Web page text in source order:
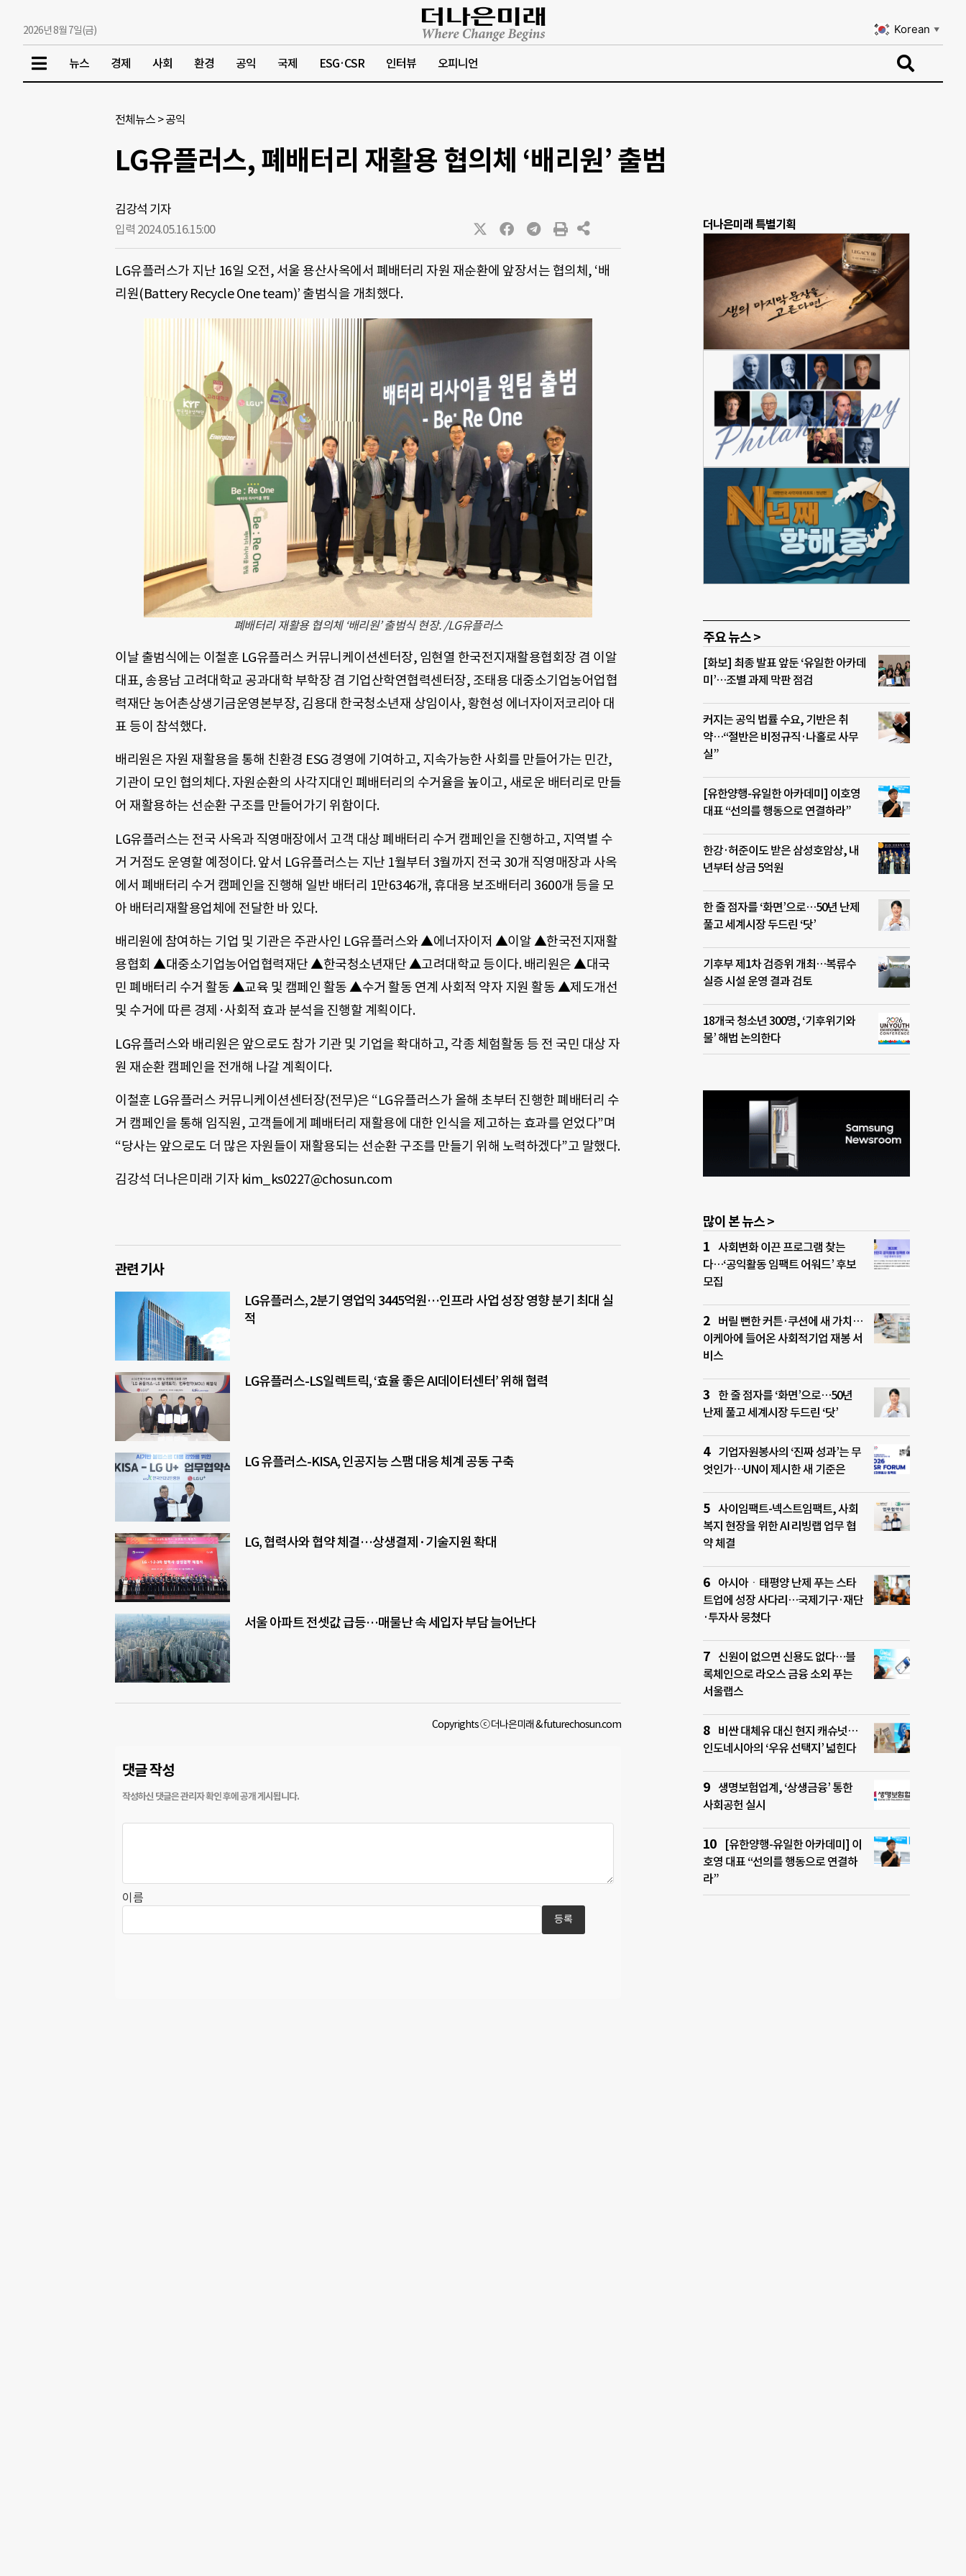
2026년 8월 7일(금) Korean ▼
뉴스 경제 사회 환경 공익 국제 ESG·CSR 인터뷰 오피니언
전체뉴스 >공익
LG유플러스, 폐배터리 재활용 협의체 ‘배리원’ 출범
김강석 기자
입력 2024.05.16.15:00
LG유플러스가 지난 16일 오전, 서울 용산사옥에서 폐배터리 자원 재순환에 앞장서는 협의체, ‘배
리원(Battery Recycle One team)’ 출범식을 개최했다.
폐배터리 재활용 협의체 ‘배리원’ 출범식 현장. /LG유플러스
이날 출범식에는 이철훈 LG유플러스 커뮤니케이션센터장, 임현열 한국전지재활용협회장 겸 이알
대표, 송용남 고려대학교 공과대학 부학장 겸 기업산학연협력센터장, 조태용 대중소기업농어업협
력재단 농어촌상생기금운영본부장, 김용대 한국청소년재 상임이사, 황현성 에너자이저코리아 대
표 등이 참석했다.
배리원은 자원 재활용을 통해 친환경 ESG 경영에 기여하고, 지속가능한 사회를 만들어가는 민간,
기관이 모인 협의체다. 자원순환의 사각지대인 폐배터리의 수거율을 높이고, 새로운 배터리로 만들
어 재활용하는 선순환 구조를 만들어가기 위함이다.
LG유플러스는 전국 사옥과 직영매장에서 고객 대상 폐배터리 수거 캠페인을 진행하고, 지역별 수
거 거점도 운영할 예정이다. 앞서 LG유플러스는 지난 1월부터 3월까지 전국 30개 직영매장과 사옥
에서 폐배터리 수거 캠페인을 진행해 일반 배터리 1만6346개, 휴대용 보조배터리 3600개 등을 모
아 배터리재활용업체에 전달한 바 있다.
배리원에 참여하는 기업 및 기관은 주관사인 LG유플러스와 ▲에너자이저 ▲이알 ▲한국전지재활
용협회 ▲대중소기업농어업협력재단 ▲한국청소년재단 ▲고려대학교 등이다. 배리원은 ▲대국
민 폐배터리 수거 활동 ▲교육 및 캠페인 활동 ▲수거 활동 연계 사회적 약자 지원 활동 ▲제도개선
및 수거에 따른 경제·사회적 효과 분석을 진행할 계획이다.
LG유플러스와 배리원은 앞으로도 참가 기관 및 기업을 확대하고, 각종 체험활동 등 전 국민 대상 자
원 재순환 캠페인을 전개해 나갈 계획이다.
이철훈 LG유플러스 커뮤니케이션센터장(전무)은 “LG유플러스가 올해 초부터 진행한 폐배터리 수
거 캠페인을 통해 임직원, 고객들에게 폐배터리 재활용에 대한 인식을 제고하는 효과를 얻었다”며
“당사는 앞으로도 더 많은 자원들이 재활용되는 선순환 구조를 만들기 위해 노력하겠다”고 말했다.
김강석 더나은미래 기자 kim_ks0227@chosun.com
관련 기사
LG유플러스, 2분기 영업익 3445억원…인프라 사업 성장 영향 분기 최대 실
적
LG유플러스-LS일렉트릭, ‘효율 좋은 AI데이터센터’ 위해 협력
LG 유플러스-KISA, 인공지능 스팸 대응 체계 공동 구축
LG, 협력사와 협약 체결…상생결제·기술지원 확대
서울 아파트 전셋값 급등…매물난 속 세입자 부담 늘어난다
Copyrights ⓒ 더나은미래 & futurechosun.com
댓글 작성
이름
더나은미래 특별기획
주요 뉴스 >
[화보] 최종 발표 앞둔 ‘유일한 아카데
미’…조별 과제 막판 점검
커지는 공익 법률 수요, 기반은 취
약…“절반은 비정규직·나홀로 사무
실”
[유한양행-유일한 아카데미] 이호영
대표 “선의를 행동으로 연결하라”
한강·허준이도 받은 삼성호암상, 내
년부터 상금 5억원
한 줄 점자를 ‘화면’으로…50년 난제
풀고 세계시장 두드린 ‘닷’
기후부 제1차 검증위 개최…복류수
실증 시설 운영 결과 검토
18개국 청소년 300명, ‘기후위기와
물’ 해법 논의한다
많이 본 뉴스 >
사회변화 이끈 프로그램 찾는
다…‘공익활동 임팩트 어워드’ 후보
모집
버릴 뻔한 커튼·쿠션에 새 가치…
이케아에 들어온 사회적기업 재봉 서
비스
한 줄 점자를 ‘화면’으로…50년
난제 풀고 세계시장 두드린 ‘닷’
기업자원봉사의 ‘진짜 성과’는 무
엇인가…UN이 제시한 새 기준은
사이임팩트-넥스트임팩트, 사회
복지 현장을 위한 AI 리빙랩 업무 협
약 체결
아시아ㆍ태평양 난제 푸는 스타
트업에 성장 사다리…국제기구·재단
·투자사 뭉쳤다
신원이 없으면 신용도 없다…블
록체인으로 라오스 금융 소외 푸는
서울랩스
비싼 대체유 대신 현지 캐슈넛…
인도네시아의 ‘우유 선택지’ 넓힌다
생명보험업계, ‘상생금융’ 통한
사회공헌 실시
[유한양행-유일한 아카데미] 이
호영 대표 “선의를 행동으로 연결하
라”